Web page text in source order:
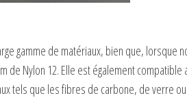
gamme de matériaux, bien que, lorsque
Nylon 12. Elle est également
tels que les fibres de carbone, de verre